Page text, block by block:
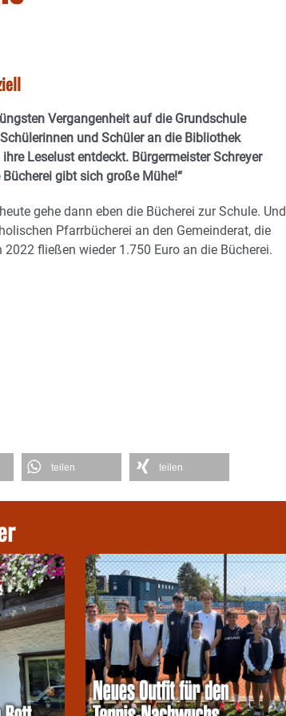
Vergangenheit auf die Grundschule
und Schüler an die Bibliothek
Leselust entdeckt. Bürgermeister Schreyer
gibt sich große Mühe!“
gehe dann eben die Bücherei zur Schule. Und
Pfarrbücherei an den Gemeinderat, die
fließen wieder 1.750 Euro an die Bücherei.
teilen teilen